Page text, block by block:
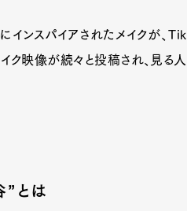
インスパイアされたメイクが、
ク映像が続々と投稿され、見る
とは